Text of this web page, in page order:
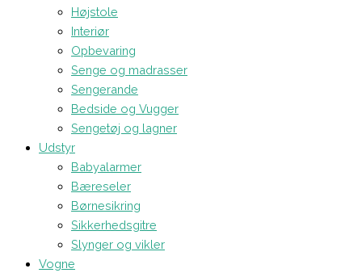
Højstole
Interiør
Opbevaring
Senge og madrasser
Sengerande
Bedside og Vugger
Sengetøj og lagner
Udstyr
Babyalarmer
Bæreseler
Børnesikring
Sikkerhedsgitre
Slynger og vikler
Vogne